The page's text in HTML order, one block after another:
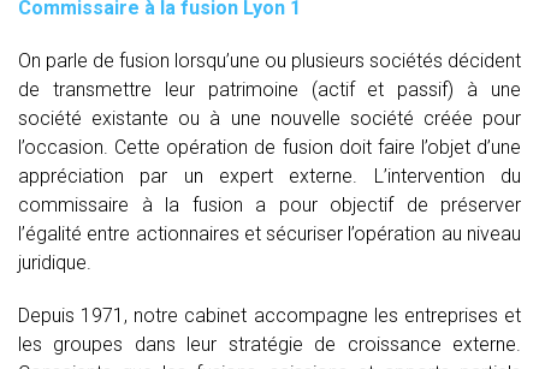
Commissaire à la fusion Lyon 1
On parle de fusion lorsqu’une ou plusieurs sociétés décident
de transmettre leur patrimoine (actif et passif) à une
société existante ou à une nouvelle société créée pour
l’occasion. Cette opération de fusion doit faire l’objet d’une
appréciation par un expert externe. L’intervention du
commissaire à la fusion
a pour objectif de préserver
l’égalité entre actionnaires et sécuriser l’opération au niveau
juridique.
Depuis 1971, notre cabinet accompagne les entreprises et
les groupes dans leur stratégie de croissance externe.